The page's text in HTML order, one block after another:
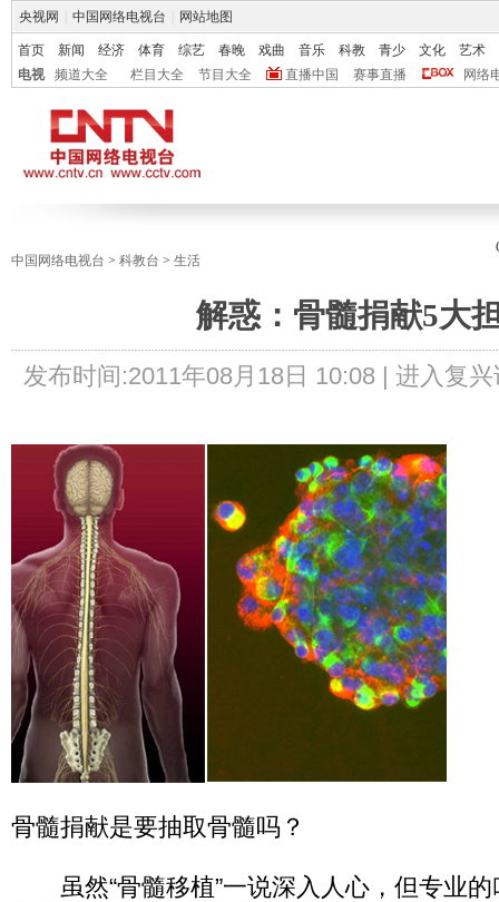
央视网 中国网络电视台 网站地图
首页 新闻 经济 体育 综艺 春晚 戏曲 音乐 科教 青少 文化
艺术
电视
频道大全 栏目大全 节目大全 直播中国 赛事直播 网络
中国网络电视台 > 科教台 > 生活
解惑：骨髓捐献5大
发布时间:2011年08月18日 10:08 | 进入复兴
骨髓捐献是要抽取骨髓吗？
虽然“骨髓移植”一说深入人心，但专业的